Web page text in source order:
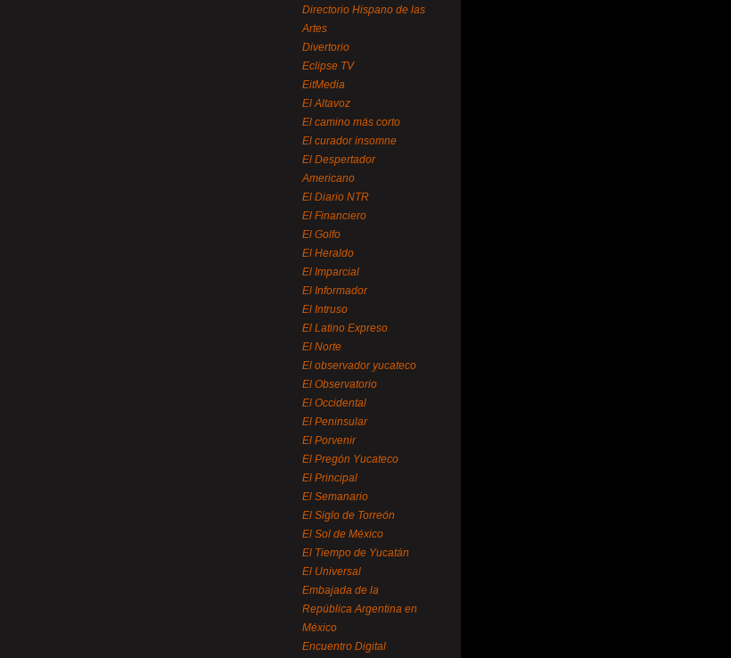
Directorio Hispano de las
Artes
Divertorio
Eclipse TV
EitMedia
El Altavoz
El camino más corto
El curador insomne
El Despertador
Americano
El Diario NTR
El Financiero
El Golfo
El Heraldo
El Imparcial
El Informador
El Intruso
El Latino Expreso
El Norte
El observador yucateco
El Observatorio
El Occidental
El Peninsular
El Porvenir
El Pregón Yucateco
El Principal
El Semanario
El Siglo de Torreón
El Sol de México
El Tiempo de Yucatán
El Universal
Embajada de la
República Argentina en
México
Encuentro Digital